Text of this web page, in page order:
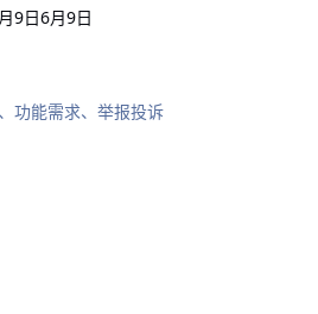
9日6月9日
功能需求、举报投诉